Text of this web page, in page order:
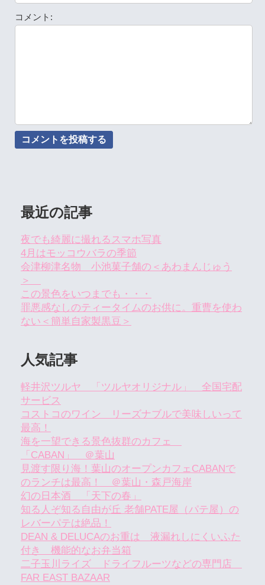
コメント:
最近の記事
夜でも綺麗に撮れるスマホ写真
4月はモッコウバラの季節
会津柳津名物 小池菓子舗の＜あわまんじゅう
＞
この景色をいつまでも・・・
罪悪感なしのティータイムのお供に。重曹を使わ
ない＜簡単自家製黒豆＞
人気記事
軽井沢ツルヤ 「ツルヤオリジナル」 全国宅配
サービス
コストコのワイン リーズナブルで美味しいって
最高！
海を一望できる景色抜群のカフェ
「CABAN」 ＠葉山
見渡す限り海！葉山のオープンカフェCABANで
のランチは最高！ ＠葉山・森戸海岸
幻の日本酒 「天下の春」
知る人ぞ知る自由が丘 老舗PATE屋（パテ屋）の
レバーパテは絶品！
DEAN & DELUCAのお重は 液漏れしにくいふた
付き 機能的なお弁当箱
二子玉川ライズ ドライフルーツなどの専門店
FAR EAST BAZAAR